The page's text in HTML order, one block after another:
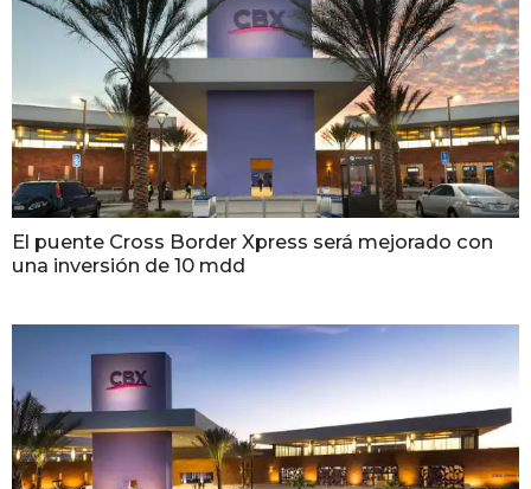
El puente Cross Border Xpress será mejorado con
una inversión de 10 mdd